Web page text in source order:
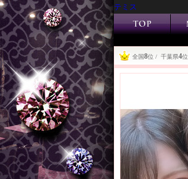
テミス
全国8位 / 千葉県4位